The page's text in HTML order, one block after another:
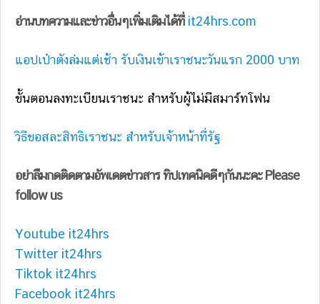
อ่านบทความและข่าวอื่นๆเพิ่มเติมได้ที่ it24hrs.com
แอปเป๋าตังล่มแต่เช้า รับเงินเข้าเราชนะวันแรก 2000 บาท
ขั้นตอนลงทะเบียนเราชนะ สำหรับผู้ไม่มีสมาร์ทโฟน
วิธีขอสละสิทธิเราชนะ สำหรับเจ้าหน้าที่รัฐ
อย่าลืมกดติดตามอัพเดตข่าวสาร ทิปเทคนิคดีๆกันนะคะ Please
follow us
Youtube it24hrs
Twitter it24hrs
Tiktok it24hrs
Facebook it24hrs